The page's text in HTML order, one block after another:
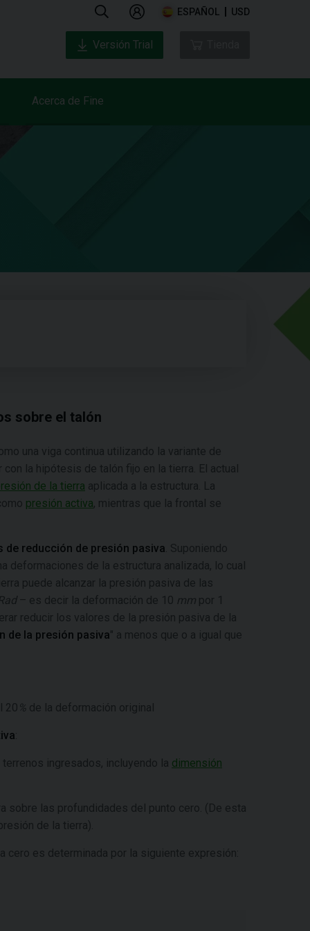
ESPAÑOL USD
Acerca de Fine
Versión Trial
sobre el talón
una viga continua utilizando la variante de
la hipótesis de talón fijo en la tierra. El actual
de la tierra aplicada a la estructura. La
presión activa, mientras que la frontal se
de reducción de presión pasiva . Suponiendo
deformaciones de la estructura analizada, lo cual
puede alcanzar la presión pasiva de las
– es decir la deformación de 10 mm por 1
reducir los valores de la presión pasiva de la
de la presión pasiva" a menos que o a igual que
20 % de la deformación original
ingresados, incluyendo la dimensión
sobre las profundidades del punto cero. (De esta
de la tierra).
cero es determinada por la siguiente expresión: